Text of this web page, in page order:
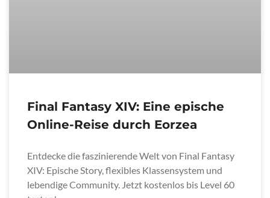
Final Fantasy XIV: Eine epische
Online-Reise durch Eorzea
Entdecke die faszinierende Welt von Final Fantasy
XIV: Epische Story, flexibles Klassensystem und
lebendige Community. Jetzt kostenlos bis Level 60